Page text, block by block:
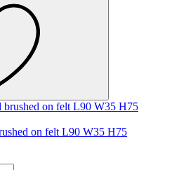
on felt L90 W35 H75